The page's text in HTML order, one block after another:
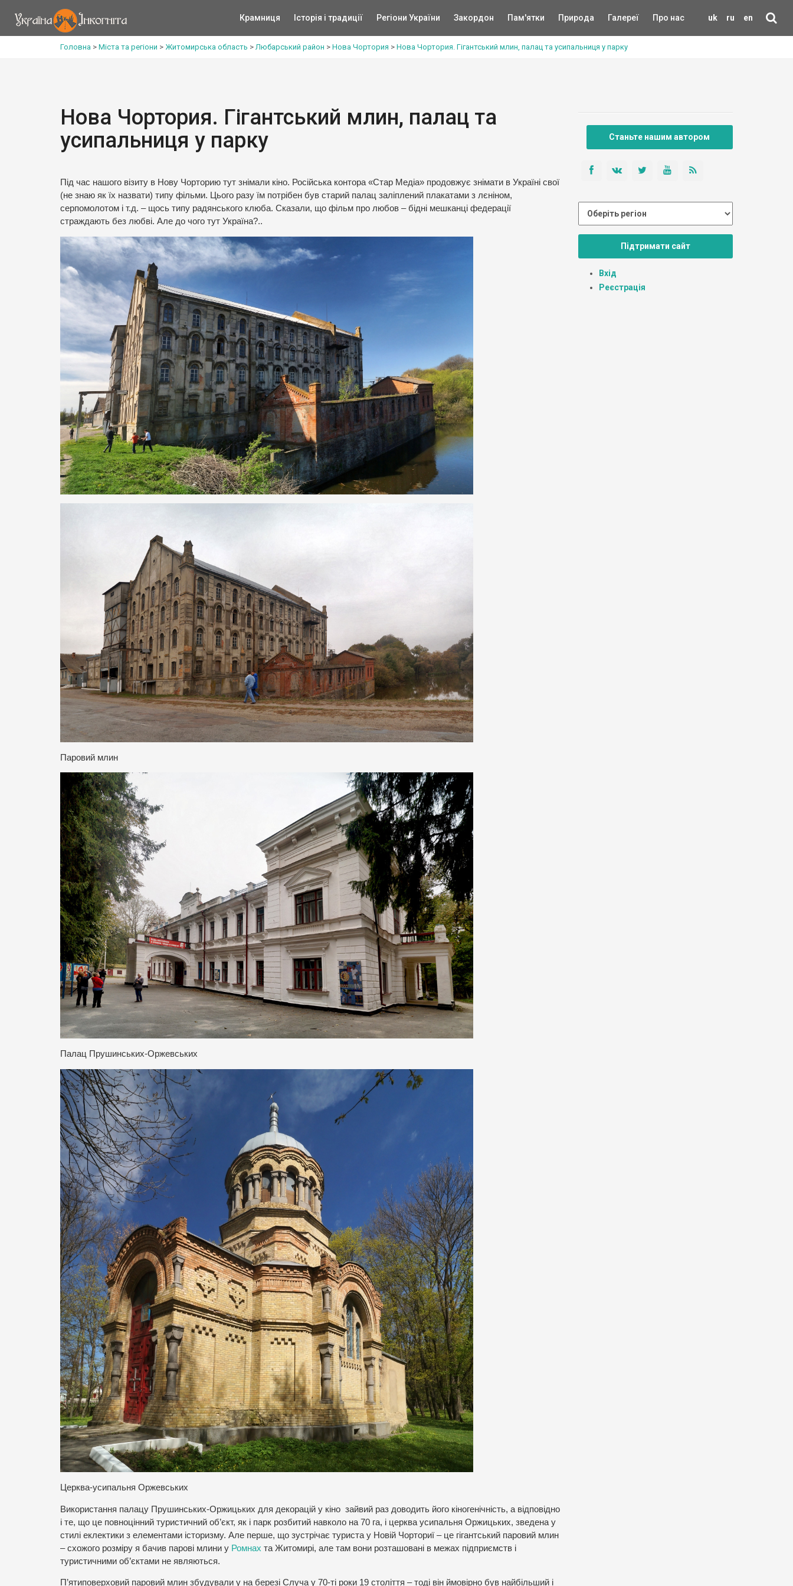
uk ru en
Крамниця Історія і традиції Регіони України Закордон Пам'ятки Природа Галереї Про нас
Головна > Міста та регіони > Житомирська область >Любарський район > Нова Чортория > Нова Чортория. Гігантський млин, палац та усипальниця у парку
Нова Чортория. Гігантський млин, палац та
усипальниця у парку
Під час нашого візиту в Нову Чорторию тут знімали кіно. Російська контора «Стар Медіа» продовжує знімати в Україні свої
(не знаю як їх назвати) типу фільми. Цього разу їм потрібен був старий палац заліплений плакатами з лєніном,
серпомолотом і т.д. – щось типу радянського клюба. Сказали, що фільм про любов – бідні мешканці федерації
страждають без любві. Але до чого тут Україна?..
Паровий млин
Палац Прушинських-Оржевських
Церква-усипальня Оржевських
Використання палацу Прушинських-Оржицьких для декорацій у кіно зайвий раз доводить його кіногенічність, а відповідно
і те, що це повноцінний туристичний об’єкт, як і парк розбитий навколо на 70 га, і церква усипальня Оржицьких, зведена у
стилі еклектики з елементами історизму. Але перше, що зустрічає туриста у Новій Чорториї – це гігантський паровий млин
– схожого розміру я бачив парові млини у Ромнах та Житомирі, але там вони розташовані в межах підприємств і
туристичними об’єктами не являються.
П’ятиповерховий паровий млин збудували у на березі Случа у 70-ті роки 19 століття – тоді він ймовірно був найбільший і
Станьте нашим автором
Підтримати сайт
Вхід
Реєстрація